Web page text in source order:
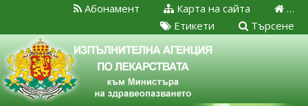
…
Карта на сайта
Абонамент
Търсене
Етикети